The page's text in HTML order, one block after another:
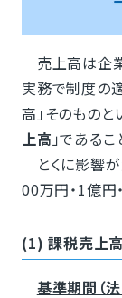
売上高は企
実務で制度の
高」そのものと
上高 」である
とくに影響
00万円・1億円
(1) 課税売上
基準期間（